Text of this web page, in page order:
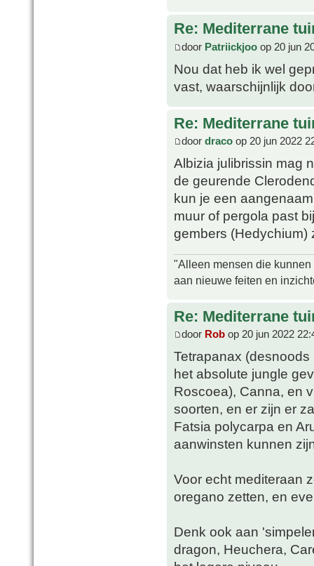
Re: Mediterrane
door Patriickjoo op 20 jun
Nou dat heb ik wel
vast, waarschijnlijk
Re: Mediterrane
door draco op 20 jun 2022
Albizia julibrissin mag
de geurende
kun je een
muur of pergola past
gembers (Hedychium)
"Alleen mensen die
aan nieuwe feiten en
Re: Mediterrane
door Rob op 20 jun 2022
Tetrapanax
het absolute jungle
Roscoea), Canna, en
soorten, en er zijn er
Fatsia polycarpa en
aanwinsten kunnen
Voor echt mediteraan
oregano zetten, en
Denk ook aan
dragon, Heuchera,